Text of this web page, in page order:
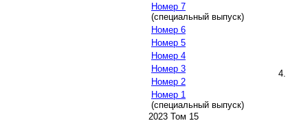
Номер 7
(специальный выпуск)
Номер 6
Номер 5
Номер 4
Номер 3
Номер 2
Номер 1
(специальный выпуск)
2023 Том 15